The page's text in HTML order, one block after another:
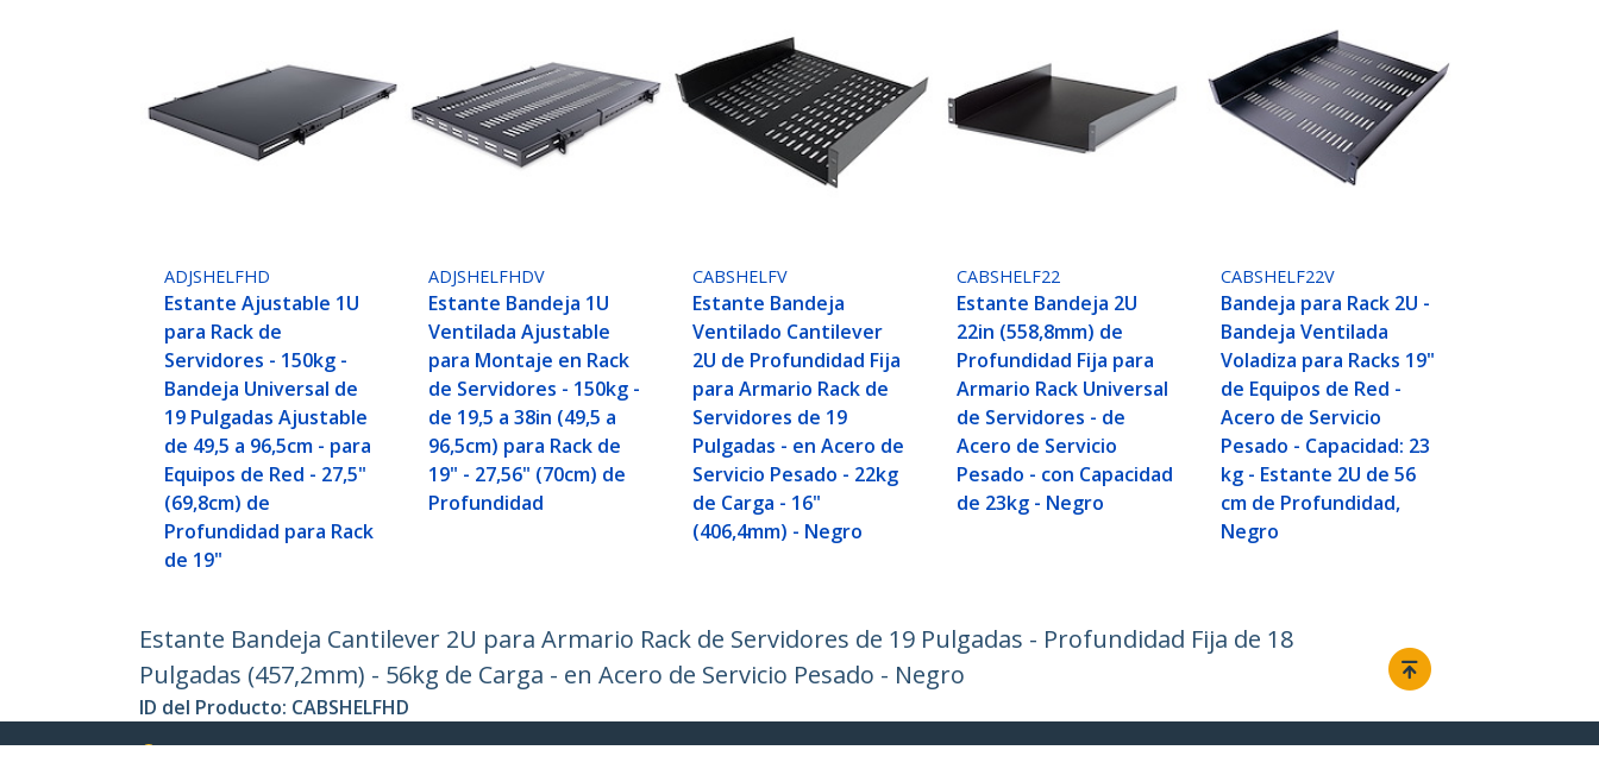
ADJSHELFHD
Estante Ajustable 1U
para Rack de
Servidores - 150kg -
Bandeja Universal de
19 Pulgadas Ajustable
de 49,5 a 96,5cm - para
Equipos de Red - 27,5"
(69,8cm) de
Profundidad para Rack
de 19"
ADJSHELFHDV
Estante Bandeja 1U
Ventilada Ajustable
para Montaje en Rack
de Servidores - 150kg -
de 19,5 a 38in (49,5 a
96,5cm) para Rack de
19" - 27,56" (70cm) de
Profundidad
CABSHELFV
Estante Bandeja
Ventilado Cantilever
2U de Profundidad Fija
para Armario Rack de
Servidores de 19
Pulgadas - en Acero de
Servicio Pesado - 22kg
de Carga - 16"
(406,4mm) - Negro
CABSHELF22
Estante Bandeja 2U
22in (558,8mm) de
Profundidad Fija para
Armario Rack Universal
de Servidores - de
Acero de Servicio
Pesado - con Capacidad
de 23kg - Negro
CABSHELF22V
Bandeja para Rack 2U -
Bandeja Ventilada
Voladiza para Racks 19"
de Equipos de Red -
Acero de Servicio
Pesado - Capacidad: 23
kg - Estante 2U de 56
cm de Profundidad,
Negro
Estante Bandeja Cantilever 2U para Armario Rack de Servidores de 19 Pulgadas - Profundidad Fija de 18
Pulgadas (457,2mm) - 56kg de Carga - en Acero de Servicio Pesado - Negro
ID del Producto: CABSHELFHD
Hágase Socio
StarTech.com Soporte a clientes Conectar